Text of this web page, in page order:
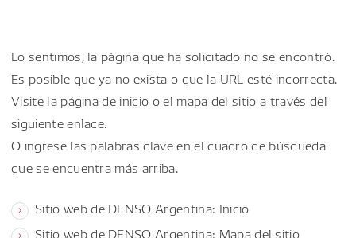
Lo sentimos, la página que ha solicitado no se encontró.
Es posible que ya no exista o que la URL esté incorrecta.
Visite la página de inicio o el mapa del sitio a través del
siguiente enlace.
O ingrese las palabras clave en el cuadro de búsqueda
que se encuentra más arriba.
Sitio web de DENSO Argentina: Inicio
Sitio web de DENSO Argentina: Mapa del sitio